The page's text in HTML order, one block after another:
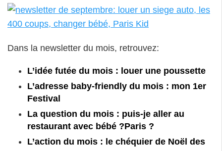
Dans la newsletter du mois, retrouvez:
L’idée futée du mois : louer une poussette
L’adresse baby-friendly du mois : mon 1er
Festival
La question du mois : puis-je aller au
restaurant avec bébé ?Paris ?
L’action du mois : le chéquier de Noël des